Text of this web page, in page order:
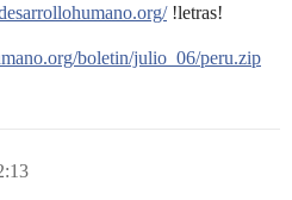
!letras!
boletin/julio_06/peru.zip